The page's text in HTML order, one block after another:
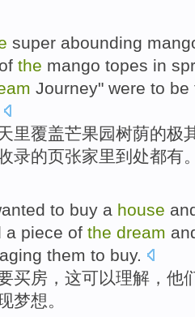
super abounding
of the mango topes in
Journey" were to be
里覆盖芒果园树荫的极
录的页张家里到处都有
to buy a house
a piece of the dream
them to buy.
买房 ， 这可以理解 ，他
梦想。